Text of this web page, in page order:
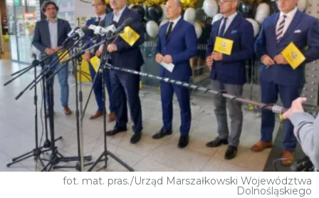
fot. mat. pras./Urząd Marszałkowski Województwa
Dolnośląskiego